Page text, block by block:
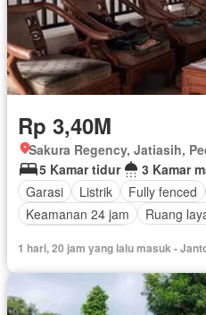
Rp 3,40M
Sakura Regency, Jatiasih,
5 Kamar tidur
3 Kamar
Garasi
Listrik Fully fenced
Keamanan 24 jam
Ruang
1 hari, 20 jam yang lalu masuk -